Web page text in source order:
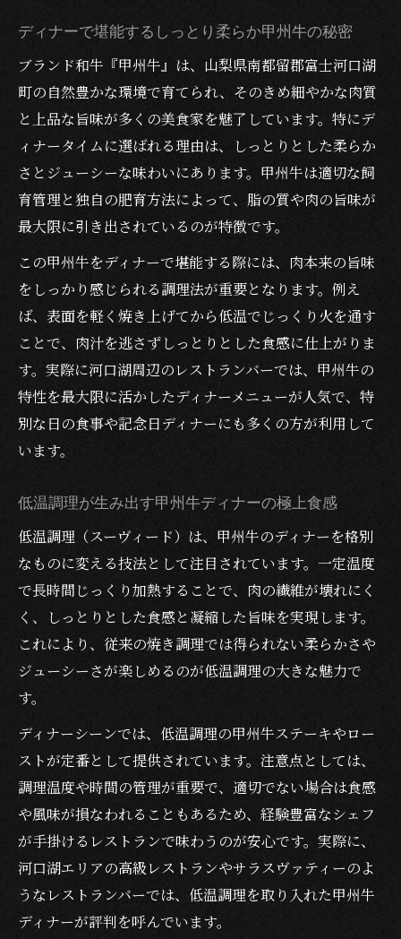
ディナーで堪能するしっとり柔らか甲州牛の秘密
ブランド和牛『甲州牛』は、山梨県南都留郡富士河口湖
町の自然豊かな環境で育てられ、そのきめ細やかな肉質
と上品な旨味が多くの美食家を魅了しています。特にデ
ィナータイムに選ばれる理由は、しっとりとした柔らか
さとジューシーな味わいにあります。甲州牛は適切な飼
育管理と独自の肥育方法によって、脂の質や肉の旨味が
最大限に引き出されているのが特徴です。
この甲州牛をディナーで堪能する際には、肉本来の旨味
をしっかり感じられる調理法が重要となります。例え
ば、表面を軽く焼き上げてから低温でじっくり火を通す
ことで、肉汁を逃さずしっとりとした食感に仕上がりま
す。実際に河口湖周辺のレストランバーでは、甲州牛の
特性を最大限に活かしたディナーメニューが人気で、特
別な日の食事や記念日ディナーにも多くの方が利用して
います。
低温調理が生み出す甲州牛ディナーの極上食感
低温調理（スーヴィード）は、甲州牛のディナーを格別
なものに変える技法として注目されています。一定温度
で長時間じっくり加熱することで、肉の繊維が壊れにく
く、しっとりとした食感と凝縮した旨味を実現します。
これにより、従来の焼き調理では得られない柔らかさや
ジューシーさが楽しめるのが低温調理の大きな魅力で
す。
ディナーシーンでは、低温調理の甲州牛ステーキやロー
ストが定番として提供されています。注意点としては、
調理温度や時間の管理が重要で、適切でない場合は食感
や風味が損なわれることもあるため、経験豊富なシェフ
が手掛けるレストランで味わうのが安心です。実際に、
河口湖エリアの高級レストランやサラスヴァティーのよ
うなレストランバーでは、低温調理を取り入れた甲州牛
ディナーが評判を呼んでいます。